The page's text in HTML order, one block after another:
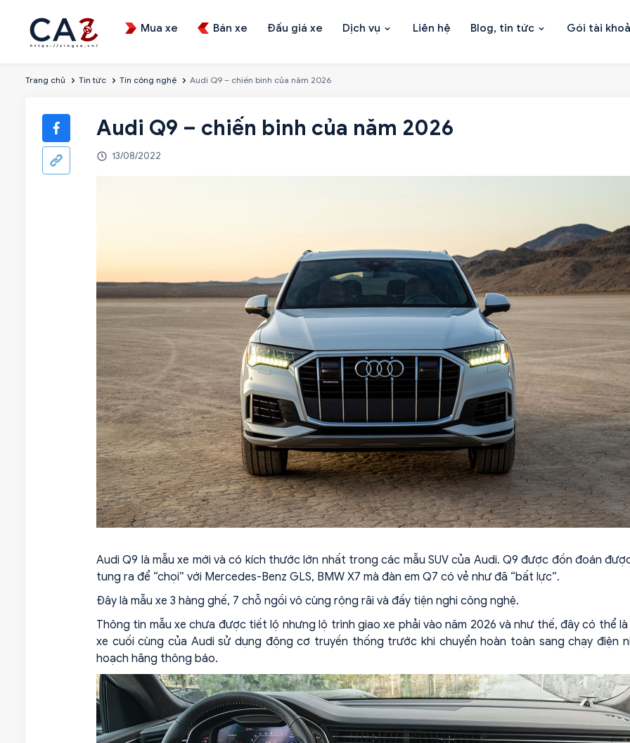
Mua xe Bán xe Đấu giá xe Dịch vụ Liên hệ Blog, tin tức Gói tài
Trang chủ Tin tức Tin công nghệ Audi Q9 – chiến binh của năm 2026
Audi Q9 – chiến binh của năm 2026
13/08/2022
Audi Q9 là mẫu xe mới và có kích thước lớn nhất trong các mẫu SUV của Audi. Q9 được đồn đoán
tung ra để “chọi” với Mercedes-Benz GLS, BMW X7 mà đàn em Q7 có vẻ như đã “bất lực”.
Đây là mẫu xe 3 hàng ghế, 7 chỗ ngồi vô cùng rộng rãi và đầy tiện nghi công nghệ.
Thông tin mẫu xe chưa được tiết lộ nhưng lộ trình giao xe phải vào năm 2026 và như thế, đây có thể
xe cuối cùng của Audi sử dụng động cơ truyền thống trước khi chuyển hoàn toàn sang chạy điện
hoạch hãng thông báo.